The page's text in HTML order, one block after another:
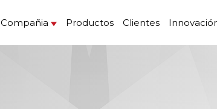
Compañia Productos Clientes